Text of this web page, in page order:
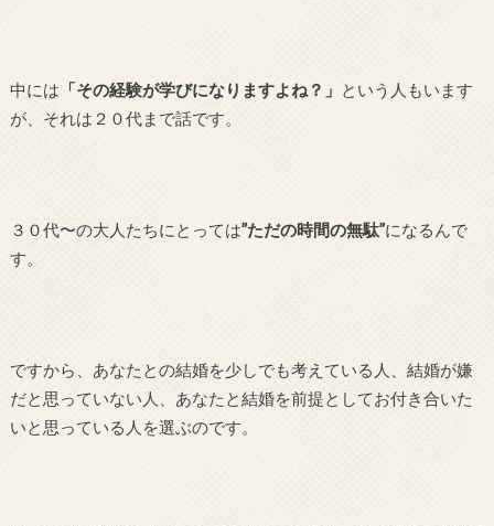
中には 「その経験が学びになりますよね？」 という人もいます
が、それは２０代まで話です。
３０代〜の大人たちにとっては”ただの時間の無駄”になるんで
す。
ですから、あなたとの結婚を少しでも考えている人、結婚が嫌
だと思っていない人、あなたと結婚を前提としてお付き合いた
いと思っている人を選ぶのです。